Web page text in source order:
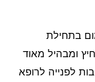
בתחילת
ומבהיל מאוד
לפנייה לרופא